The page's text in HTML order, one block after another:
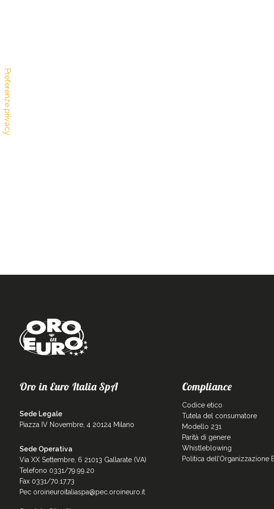
Oro in Euro Italia SpA
Sede Legale
Piazza IV Novembre, 4 20124 Milano
Sede Operativa
Via XX Settembre, 6 21013 Gallarate (VA)
Telefono 0331/79.99.20
Fax 0331/70.17.73
Pec oroineuroitaliaspa@pec.oroineuro.it
Compliance
Codice etico
Tutela del consumatore
Modello 231
Parità di genere
Whistleblowing
Politica dell’Organizzazione